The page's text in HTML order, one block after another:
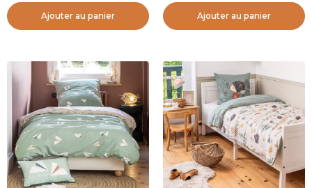
Ajouter au panier Ajouter au panier